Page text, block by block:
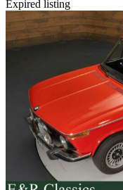
Expired listing